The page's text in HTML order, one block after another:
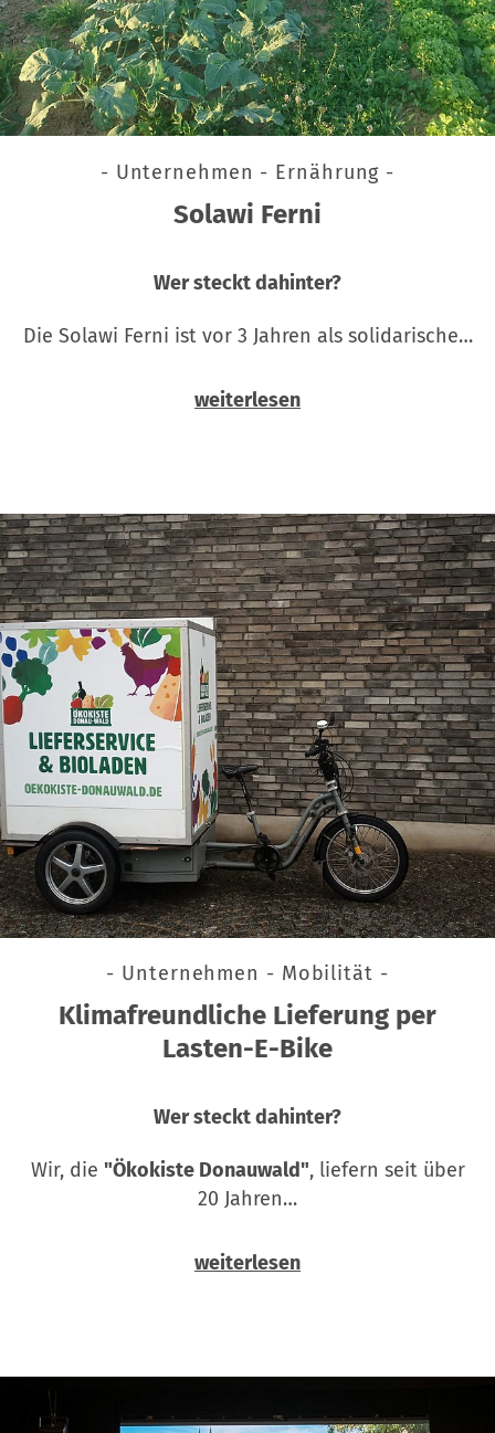
- Unternehmen - Ernährung -
Solawi Ferni
Wer steckt dahinter?
Die Solawi Ferni ist vor 3 Jahren als solidarische…
weiterlesen
- Unternehmen - Mobilität -
Klimafreundliche Lieferung per
Lasten-E-Bike
Wer steckt dahinter?
Wir, die "Ökokiste Donauwald", liefern seit über
20 Jahren…
weiterlesen